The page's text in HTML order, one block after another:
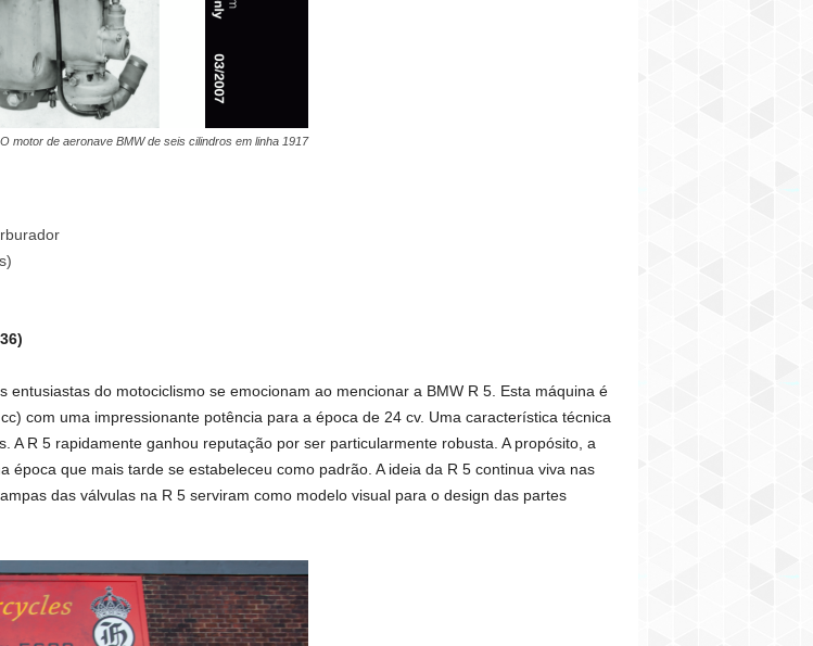
O motor de aeronave BMW de seis cilindros em linha 1917
do motociclismo se emocionam ao mencionar a BMW R 5. Esta máquina é
com uma impressionante potência para a época de 24 cv. Uma característica técnica
A R 5 rapidamente ganhou reputação por ser particularmente robusta. A propósito, a
que mais tarde se estabeleceu como padrão. A ideia da R 5 continua viva nas
das válvulas na R 5 serviram como modelo visual para o design das partes